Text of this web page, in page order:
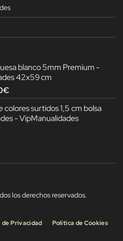
blanco 5mm Premium -
42x59 cm
€Rango
de
precios:
desde
colores surtidos 1,5 cm bolsa
- VipManualidades
los derechos reservados.
de Privacidad Política de Cookies